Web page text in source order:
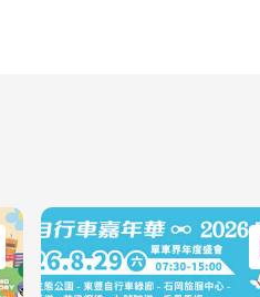
Google行事历